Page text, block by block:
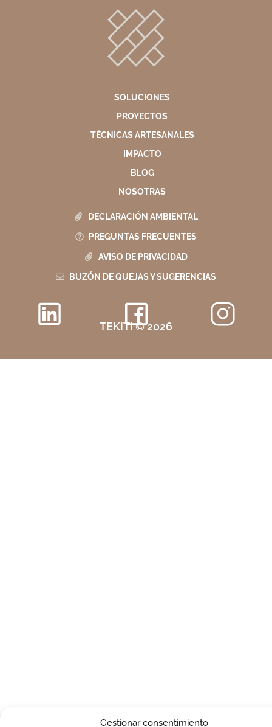
Gestionar consentimiento
SOLUCIONES
PROYECTOS
TÉCNICAS ARTESANALES
IMPACTO
BLOG
NOSOTRAS
DECLARACIÓN AMBIENTAL
PREGUNTAS FRECUENTES
AVISO DE PRIVACIDAD
BUZÓN DE QUEJAS Y SUGERENCIAS
TEKITI © 2026